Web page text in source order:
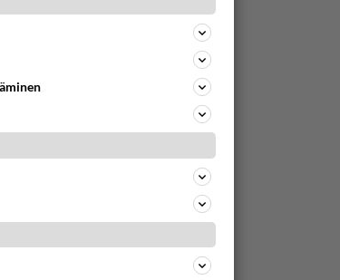
1,1 %, inflaatio 2,3
talouskasvu